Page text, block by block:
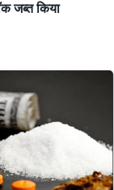
जब्त किया